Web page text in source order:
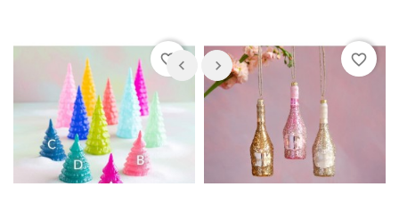
favorite_border favorite_border